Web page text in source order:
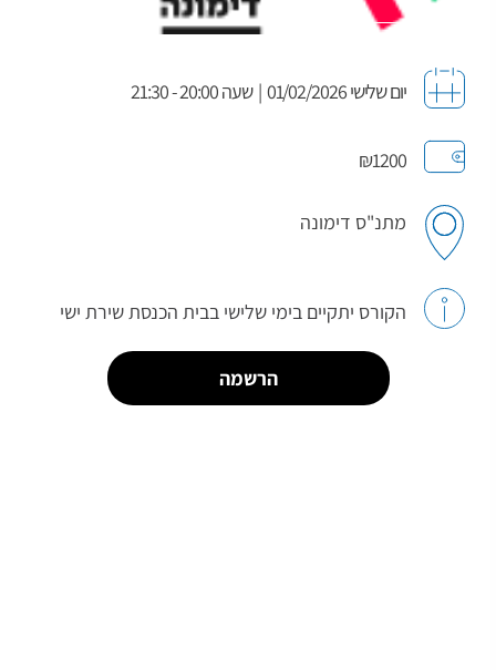
יום שלישי 01/02/2026 | שעה 20:00 - 21:30
₪1200
מתנ"ס דימונה
הקורס יתקיים בימי שלישי בבית הכנסת שירת ישי
הרשמה